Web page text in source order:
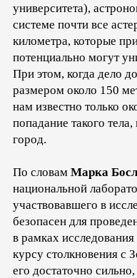
университета),
системе почти все
километра, которые
потенциально могут
При этом, когда дело
размером около 150
нам известно только
попадание такого
город.
По словам Марка
национальной
участвовавшего в
безопасен для
в рамках
курсу столкновения с
его достаточно